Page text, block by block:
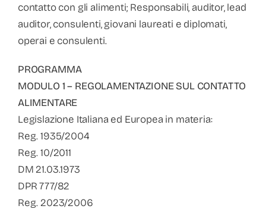
contatto con gli alimenti; Responsabili, auditor, lead
auditor, consulenti, giovani laureati e diplomati,
operai e consulenti.
PROGRAMMA
MODULO 1 – REGOLAMENTAZIONE SUL CONTATTO
ALIMENTARE
Legislazione Italiana ed Europea in materia:
Reg. 1935/2004
Reg. 10/2011
DM 21.03.1973
DPR 777/82
Reg. 2023/2006